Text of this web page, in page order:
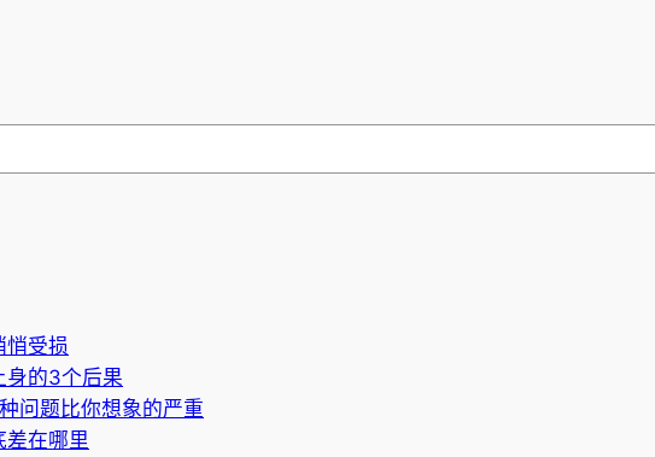
悄受损
身的3个后果
问题比你想象的严重
在哪里